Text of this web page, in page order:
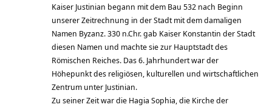
Kaiser Justinian begann mit dem Bau 532 nach Beginn
unserer Zeitrechnung in der Stadt mit dem damaligen
Namen Byzanz. 330 n.Chr. gab Kaiser Konstantin der Stadt
diesen Namen und machte sie zur Hauptstadt des
Römischen Reiches. Das 6. Jahrhundert war der
Höhepunkt des religiösen, kulturellen und wirtschaftlichen
Zentrum unter Justinian.
Zu seiner Zeit war die Hagia Sophia, die Kirche der